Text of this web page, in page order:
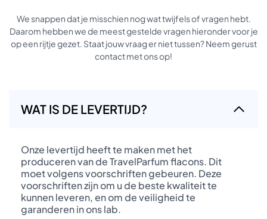
We snappen dat je misschien nog wat twijfels of vragen hebt.
Daarom hebben we de meest gestelde vragen hieronder voor je
op een rijtje gezet. Staat jouw vraag er niet tussen? Neem gerust
contact met ons op!
WAT IS DE LEVERTIJD?
Onze levertijd heeft te maken met het
produceren van de TravelParfum flacons. Dit
moet volgens voorschriften gebeuren. Deze
voorschriften zijn om u de beste kwaliteit te
kunnen leveren, en om de veiligheid te
garanderen in ons lab.